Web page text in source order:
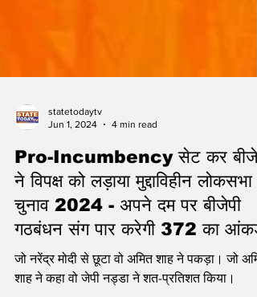
statetodaytv
Pro-Incumbency सेट कर
ने विपक्ष को लड़ाया मुद्दाविहीन लोकसभा
चुनाव 2024 - अपने दम पर बीजेपी
गठबंधन संग पार करेगी 372 का
जो नरेंद्र मोदी से छूटा वो अमित शाह ने पकड़ा। जो